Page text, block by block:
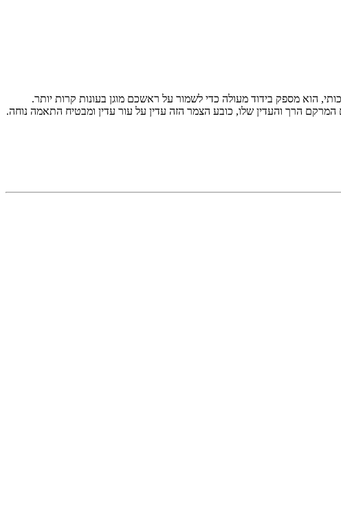
הוא מספק בידוד מעולה כדי לשמור על ראשכם מוגן בעונות קרות יותר.
הרך והעדין שלו, כובע הצמר הזה עדין על עור עדין ומבטיח התאמה נוחה.